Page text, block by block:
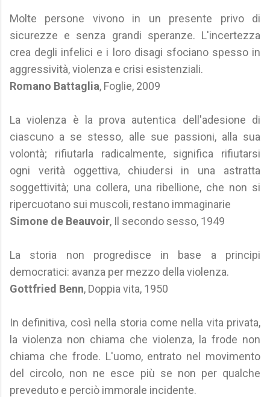
Molte persone vivono in un presente privo di
sicurezze e senza grandi speranze. L'incertezza
crea degli infelici e i loro disagi sfociano spesso in
aggressività, violenza e crisi esistenziali.
Romano Battaglia, Foglie, 2009
La violenza è la prova autentica dell'adesione di
ciascuno a se stesso, alle sue passioni, alla sua
volontà; rifiutarla radicalmente, significa rifiutarsi
ogni verità oggettiva, chiudersi in una astratta
soggettività; una collera, una ribellione, che non si
ripercuotano sui muscoli, restano immaginarie
Simone de Beauvoir, Il secondo sesso, 1949
La storia non progredisce in base a principi
democratici: avanza per mezzo della violenza.
Gottfried Benn, Doppia vita, 1950
In definitiva, così nella storia come nella vita privata,
la violenza non chiama che violenza, la frode non
chiama che frode. L'uomo, entrato nel movimento
del circolo, non ne esce più se non per qualche
preveduto e perciò immorale incidente.